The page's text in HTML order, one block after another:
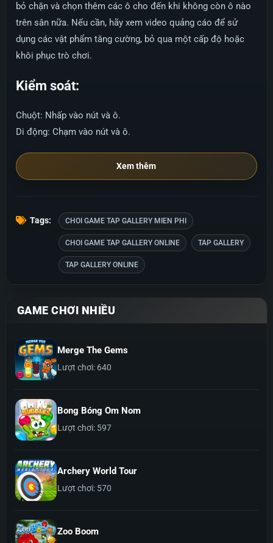
bỏ chặn và chọn thêm các ô cho đến khi không còn ô nào
trên sân nữa. Nếu cần, hãy xem video quảng cáo để sử
dụng các vật phẩm tăng cường, bỏ qua một cấp độ hoặc
khôi phục trò chơi.
Kiểm soát:
Chuột: Nhấp vào nút và ô.
Di động: Chạm vào nút và ô.
Xem thêm
Tags: CHOI GAME TAP GALLERY MIEN PHI
CHOI GAME TAP GALLERY ONLINE TAP GALLERY
TAP GALLERY ONLINE
GAME CHƠI NHIỀU
Merge The Gems
Lượt chơi: 640
Bong Bóng Om Nom
Lượt chơi: 597
Archery World Tour
Lượt chơi: 570
Zoo Boom